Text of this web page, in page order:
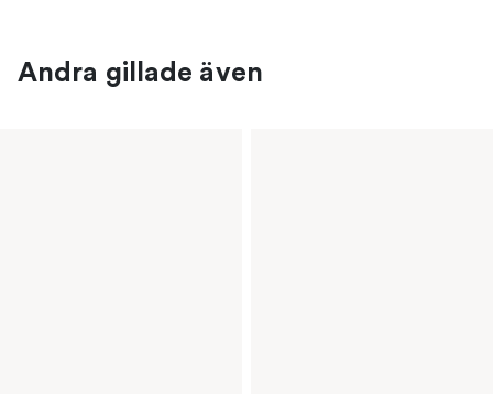
Andra gillade även